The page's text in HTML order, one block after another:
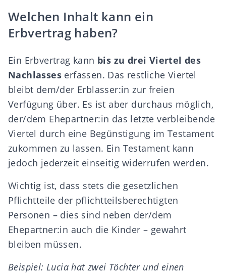
Welchen Inhalt kann ein
Erbvertrag haben?
Ein Erbvertrag kann bis zu drei Viertel des
Nachlasses erfassen. Das restliche Viertel
bleibt dem/der Erblasser:in zur freien
Verfügung über. Es ist aber durchaus möglich,
der/dem Ehepartner:in das letzte verbleibende
Viertel durch eine Begünstigung im Testament
zukommen zu lassen. Ein Testament kann
jedoch jederzeit einseitig widerrufen werden.
Wichtig ist, dass stets die gesetzlichen
Pflichtteile der pflichtteilsberechtigten
Personen – dies sind neben der/dem
Ehepartner:in auch die Kinder – gewahrt
bleiben müssen.
Beispiel: Lucia hat zwei Töchter und einen